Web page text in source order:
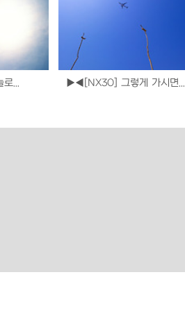
... ▶◀[NX30] 그렇게 가시면...